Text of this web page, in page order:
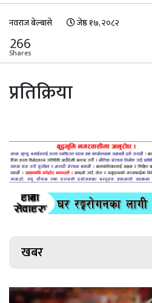
नवराज बेल्बासे जेष्ठ १७, २०८२
266
Shares
प्रतिक्रिया
खबर